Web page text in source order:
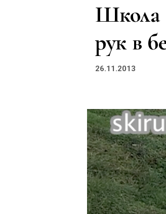
Школа Бега СкиРан: ошибки работы
рук в
26.11.2013